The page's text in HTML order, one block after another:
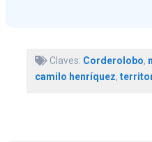
Claves: Corderolobo,
camilo henríquez,